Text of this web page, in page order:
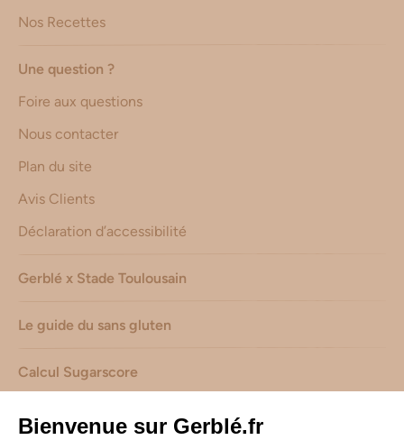
Nos Recettes
Une question ?
Foire aux questions
Nous contacter
Plan du site
Avis Clients
Déclaration d’accessibilité
Gerblé x Stade Toulousain
Le guide du sans gluten
Calcul Sugarscore